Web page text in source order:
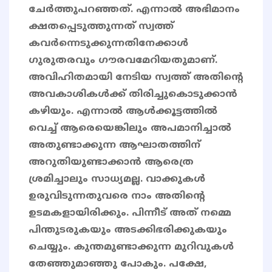
ചേര്‍ത്തുപറഞ്ഞത്. എന്നാല്‍ അഭിമാനം
ക്ഷതപ്പെടുത്തുന്നത് സ്വത്ത്
കവര്‍ന്നെടുക്കുന്നതിനേക്കാള്‍
ഗുരുതരവും ഗൗരവമേറിയതുമാണ്.
അവിഹിതമായി നേടിയ സ്വത്ത് അതിന്റെ
അവകാശികള്‍ക്ക് തിരിച്ചുകൊടുക്കാന്‍
കഴിയും. എന്നാല്‍ ആള്‍ക്കൂട്ടത്തില്‍
വെച്ച് ആരെയെങ്കിലും അപമാനിച്ചാല്‍
അതുണ്ടാക്കുന്ന ആഘാതത്തിന്
അറുതിയുണ്ടാക്കാന്‍ ആരെത്ര
ശ്രമിച്ചാലും സാധ്യമല്ല. വാക്കുകള്‍
ഉരുവിടുന്നതുവരെ നാം അതിന്റെ
ഉടമകളായിരിക്കും. പിന്നീട് അത് നമ്മെ
പിന്തുടരുകയും അടക്കിഭരിക്കുകയും
ചെയ്യും. കുന്തമുണ്ടാക്കുന്ന മുറിവുകള്‍
തേഞ്ഞുമാഞ്ഞു പോകും. പക്ഷേ,